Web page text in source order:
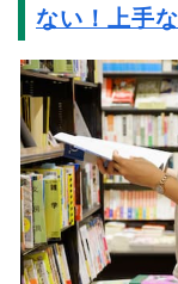
ない！上手